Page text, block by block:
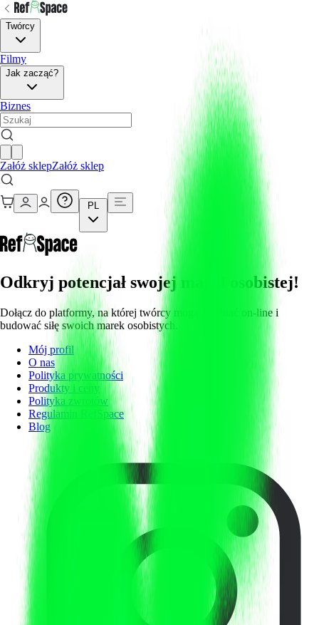
Twórcy
Filmy
Jak zacząć?
Biznes
Załóż sklepZałóż sklep
PL
Odkryj potencjał swojej marki osobistej!
Dołącz do platformy, na której twórcy mogą zarabiać on-line i
budować siłę swoich marek osobistych.
Mój profil
O nas
Polityka prywatności
Produkty i ceny
Polityka zwrotów
Regulamin RefSpace
Blog